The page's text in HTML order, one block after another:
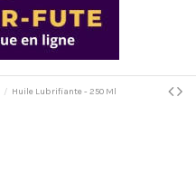
Huile Lubrifiante - 250 Ml